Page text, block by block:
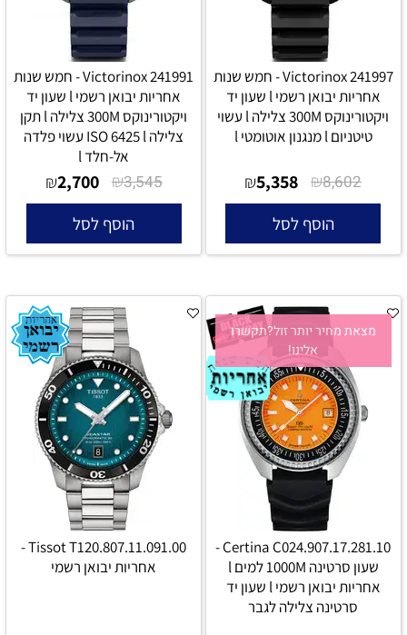
Victorinox 241997 - חמש שנות
אחריות יבואן רשמי l שעון יד
ויקטורינוקס 300M צלילה l עשוי
טיטניום l מנגנון אוטומטי l
₪8,602
₪5,358
הוסף לסל
Victorinox 241991 - חמש שנות
אחריות יבואן רשמי l שעון יד
ויקטורינוקס 300M צלילה l תקן
צלילה ISO 6425 l עשוי פלדה
אל-חלד l
₪3,545
₪2,700
הוסף לסל
מצאת מחיר יותר זול?תקשרו
אלינו!
Certina C024.907.17.281.10 -
שעון סרטינה 1000M למים l
אחריות יבואן רשמי l שעון יד
סרטינה צלילה לגבר
Tissot T120.807.11.091.00 -
אחריות יבואן רשמי